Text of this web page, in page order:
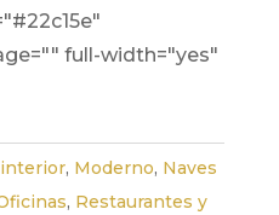
full-width="yes"
, Moderno, Naves
, Restaurantes y